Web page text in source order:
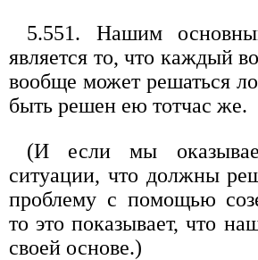
5.551. Нашим
является то, что каждый
вообще может решаться
быть решен ею тотчас же.
(И если мы
ситуации, что должны
проблему с помощью
то это показывает, что
своей основе.)